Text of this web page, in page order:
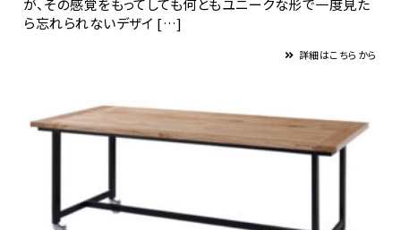
ら忘れられないデザイ […]
詳細はこちらから